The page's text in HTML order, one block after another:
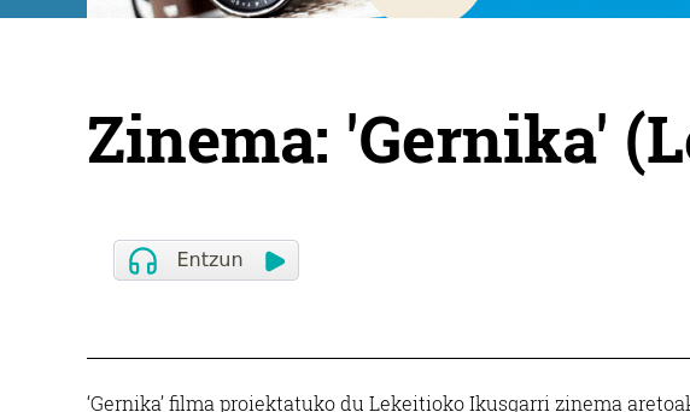
Zinema: 'Gernika'
‘Gernika’ filma proiektatuko du Lekeitioko Ikusgarri zinema